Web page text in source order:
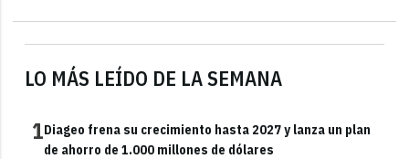
LO MÁS LEÍDO DE LA SEMANA
1Diageo frena su crecimiento hasta 2027 y lanza un plan
de ahorro de 1.000 millones de dólares